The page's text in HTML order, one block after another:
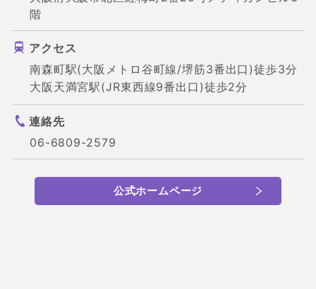
階
アクセス
南森町駅(大阪メトロ谷町線/堺筋3番出口)徒歩3分
大阪天満宮駅(JR東西線9番出口)徒歩2分
連絡先
06-6809-2579
公式ホームページ